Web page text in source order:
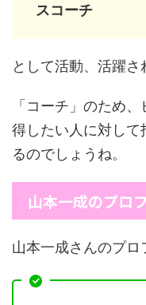
スコーチ
として活動、活躍さ
「コーチ」のため
得したい人に対して
るのでしょうね。
山本一成のプロ
山本一成さんのプロ